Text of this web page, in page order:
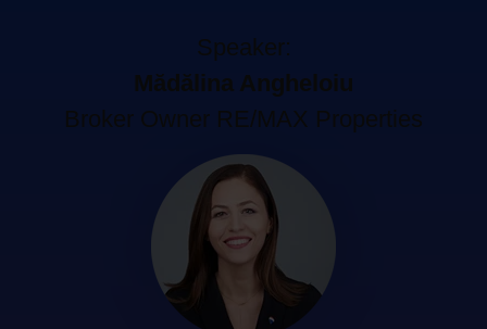
Speaker:
Mădălina Angheloiu
Broker Owner RE/MAX Properties